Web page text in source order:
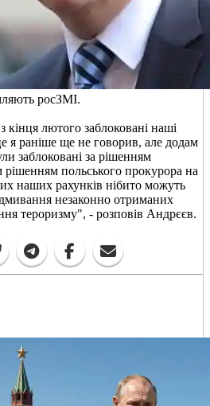
росЗМІ.
лютого заблоковані наші
я раніше ще не говорив, але додам
заблоковані за рішенням
рішенням польського прокурора на
наших рахунків нібито можуть
незаконно отриманих
тероризму", - розповів Андрєєв.